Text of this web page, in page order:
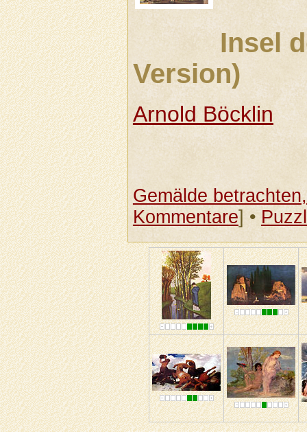
Insel
Version)
Arnold Böcklin
Gemälde
Kommentare] •